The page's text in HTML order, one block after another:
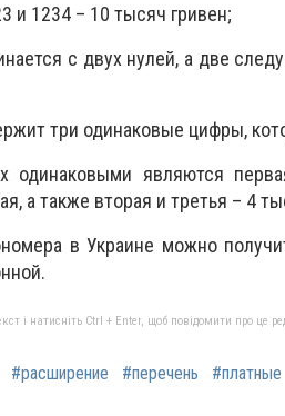
и 1234 – 10 тысяч гривен;
с двух нулей, а две
три одинаковые цифры,
одинаковыми являются
а также вторая и третья – 4
в Украине можно
і натисніть Ctrl + Enter, щоб повідомити про це
#расширение #перечень #платные